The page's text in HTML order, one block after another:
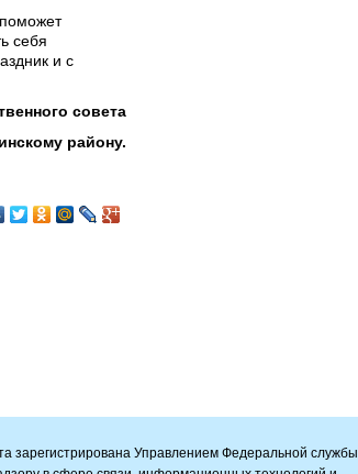
себя
и с
совета
району.
зарегистрирована Управлением Федеральной службы